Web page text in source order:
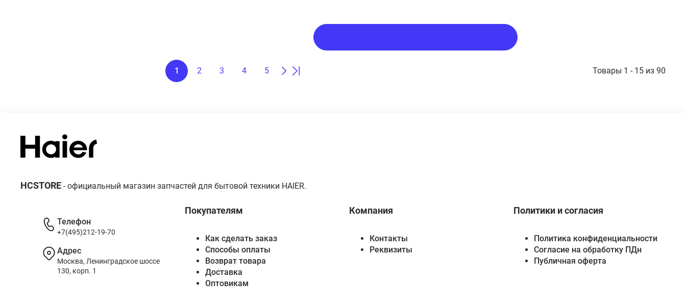
Товары 1 - 15 из 90
1 2 3 4 5
HCSTORE - официальный магазин запчастей для бытовой техники HAIER.
Покупателям
Как сделать заказ
Способы оплаты
Возврат товара
Доставка
Оптовикам
Компания
Контакты
Реквизиты
Политики и согласия
Политика конфиденциальности
Согласие на обработку ПДн
Публичная оферта
Телефон
+7(495)212-19-70
Адрес
Москва, Ленинградское шоссе
130, корп. 1